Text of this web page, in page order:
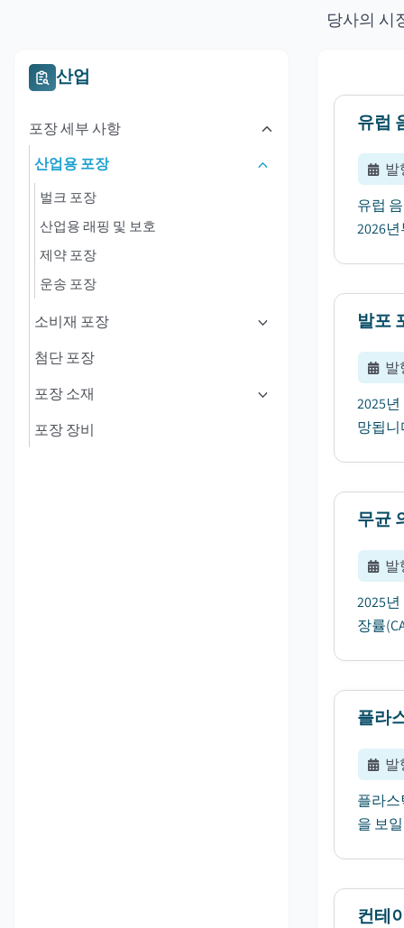
당사의 시
산업
포장 세부 사항
산업용 포장
벌크 포장
산업용 래핑 및 보호
제약 포장
운송 포장
소비재 포장
첨단 포장
포장 소재
포장 장비
유럽
발
유럽
2026
발포
발
2025
망됩니
무균
발
2025
장률
플라
발
플라스
을 보
컨테